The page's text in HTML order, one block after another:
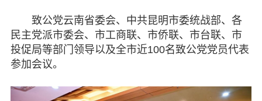
致公党云南省委会、中共昆明市委统战部、各
民主党派市委会、市工商联、市侨联、市台联、市
投促局等部门领导以及全市近100名致公党党员代表
参加会议。